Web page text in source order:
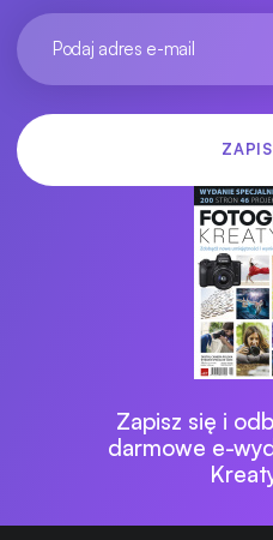
Zapisz się i
darmowe e-